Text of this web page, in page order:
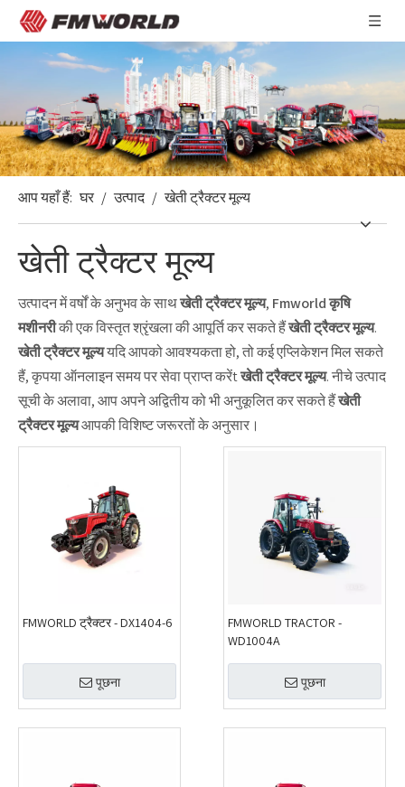
आप यहाँ हैं: घर / उत्पाद / खेती ट्रैक्टर मूल्य
खेती ट्रैक्टर मूल्य
उत्पादन में वर्षों के अनुभव के साथखेती ट्रैक्टर मूल्य, Fmworld कृषि
मशीनरीकी एक विस्तृत श्रृंखला की आपूर्ति कर सकते हैंखेती ट्रैक्टर मूल्य.
खेती ट्रैक्टर मूल्ययदि आपको आवश्यकता हो, तो कई एप्लिकेशन मिल सकते
हैं, कृपया ऑनलाइन समय पर सेवा प्राप्त करेंtखेती ट्रैक्टर मूल्य. नीचे उत्पाद
सूची के अलावा, आप अपने अद्वितीय को भी अनुकूलित कर सकते हैंखेती
ट्रैक्टर मूल्यआपकी विशिष्ट जरूरतों के अनुसार।
FMWORLD ट्रैक्टर - DX1404-6
पूछना
FMWORLD TRACTOR -
WD1004A
पूछना